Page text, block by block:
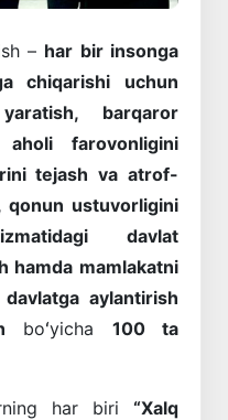
– har bir insonga
chiqarishi uchun
barqaror
farovonligini
tejash va atrof-
qonun ustuvorligini
davlat
hamda mamlakatni
aylantirish
boʻyicha 100 ta
har biri “Xalq